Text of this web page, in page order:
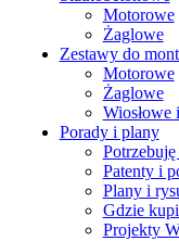
Motorowe
Żaglowe
Zestawy do
Motorowe
Żaglowe
Wiosłowe
Porady i plany
Patenty i
Plany i
Gdzie
Projekty